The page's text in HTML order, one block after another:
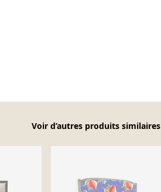
Voir d’autres produits similaires